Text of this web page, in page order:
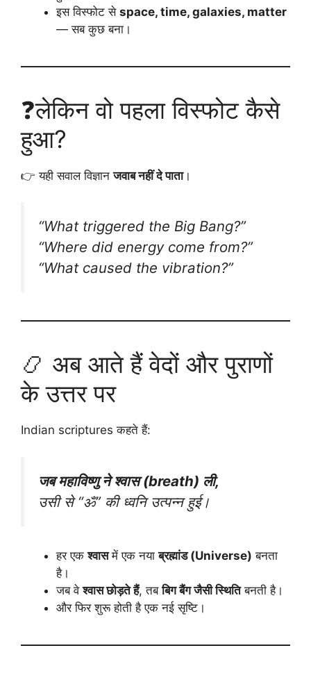
इस विस्फोट से space, time, galaxies, matter
— सब कुछ बना।
❓लेकिन वो पहला विस्फोट कैसे
हुआ?
👉 यही सवाल विज्ञानजवाब नहीं दे पाता।
“What triggered the Big Bang?”
“Where did energy come from?”
“What caused the vibration?”
📿 अब आते हैं वेदों और पुराणों
के उत्तर पर
Indian scriptures कहते हैं:
जब महाविष्णु ने श्वास (breath) ली,
उसी से “ॐ” की ध्वनि उत्पन्न हुई।
हर एकश्वासमें एक नयाब्रह्मांड (Universe) बनता
है।
जब वेश्वास छोड़ते हैं, तबबिग बैंग जैसी स्थितिबनती है।
और फिर शुरू होती है एक नई सृष्टि।